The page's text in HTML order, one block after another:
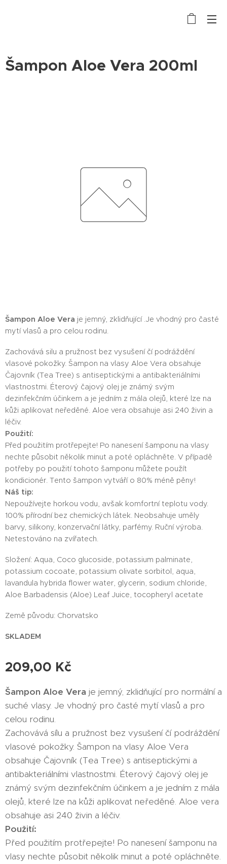
Šampon Aloe Vera 200ml
Šampon Aloe Vera je jemný, zklidňující .Je vhodný pro časté
mytí vlasů a pro celou rodinu.
Zachovává silu a pružnost bez vysušení čí podráždění
vlasové pokožky. Šampon na vlasy Aloe Vera obsahuje
Čajovník (Tea Tree) s antiseptickými a antibakteriálními
vlastnostmi. Éterový čajový olej je známý svým
dezinfekčním účinkem a je jedním z mála olejů, které lze na
kůži aplikovat neředěné. Aloe vera obsahuje asi 240 živin a
léčiv.
Použití:
Před použitím protřepejte! Po nanesení šamponu na vlasy
nechte působit několik minut a poté opláchněte. V případě
potřeby po použití tohoto šamponu můžete použít
kondicionér. Tento šampon vytváří o 80% méně pěny!
Náš tip:
Nepoužívejte horkou vodu, avšak komfortní teplotu vody.
100% přírodní bez chemických látek. Neobsahuje uměly
barvy, silikony, konzervační látky, parfémy. Ruční výroba.
Netestováno na zvířatech.
Složení: Aqua, Coco glucoside, potassium palminate,
potassium cocoate, potassium olivate sorbitol, aqua,
lavandula hybrida flower water, glycerin, sodium chloride,
Aloe Barbadensis (Aloe) Leaf Juice, tocopheryl acetate
Země původu: Chorvatsko
SKLADEM
209,00 Kč
Šampon Aloe Vera je jemný, zklidňující pro normální a
suché vlasy. Je vhodný pro časté mytí vlasů a pro
celou rodinu.
Zachovává sílu a pružnost bez vysušení čí podráždění
vlasové pokožky. Šampon na vlasy Aloe Vera
obsahuje Čajovník (Tea Tree) s antiseptickými a
antibakteriálními vlastnostmi. Éterový čajový olej je
známý svým dezinfekčním účinkem a je jedním z mála
olejů, které lze na kůži aplikovat neředěné. Aloe vera
obsahuje asi 240 živin a léčiv.
Použití:
Před použitím protřepejte! Po nanesení šamponu na
vlasy nechte působit několik minut a poté opláchněte.